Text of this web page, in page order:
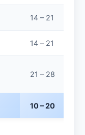
14 – 21
14 – 21
21 – 28
10 – 20